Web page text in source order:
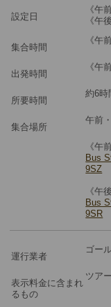
設定日
《午
《午
集合時間
《午
出発時間
《午
所要時間
約6時
集合場所
午前
《午
Bus
9SZ
《午
Bus
9SR
運行業者
ゴー
表示料金に含まれ
るもの
ツア